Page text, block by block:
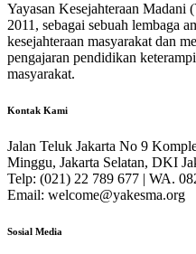
Yayasan Kesejahteraan
2011, sebagai sebuah lembaga
kesejahteraan masyarakat dan
pengajaran pendidikan
masyarakat.
Kontak Kami
Jalan Teluk Jakarta No 9
Minggu, Jakarta Selatan, DKI
Telp: (021) 22 789 677 | WA.
Email: welcome@yakesma.org
Sosial Media